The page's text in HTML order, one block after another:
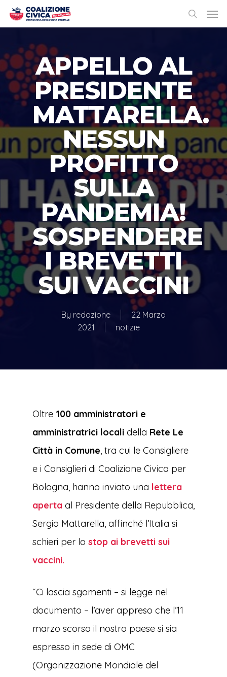
APPELLO AL
PRESIDENTE
MATTARELLA.
NESSUN
PROFITTO
SULLA
PANDEMIA!
SOSPENDERE
I BREVETTI
SUI VACCINI
By redazione
22 Marzo
2021
notizie
Oltre 100 amministratori e
amministratrici locali della Rete Le
Città in Comune, tra cui le Consigliere
e i Consiglieri di Coalizione Civica per
Bologna, hanno inviato una lettera
aperta al Presidente della Repubblica,
Sergio Mattarella, affinché l’Italia si
schieri per lo stop ai brevetti sui
vaccini.
“Ci lascia sgomenti – si legge nel
documento – l’aver appreso che l’11
marzo scorso il nostro paese si sia
espresso in sede di OMC
(Organizzazione Mondiale del